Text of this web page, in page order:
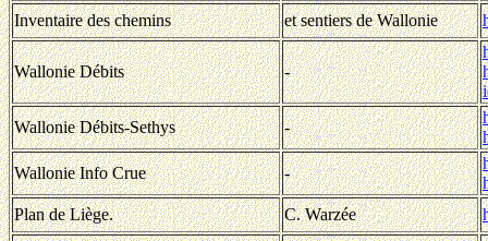
Inventaire des chemins et sentiers de Wallonie
Wallonie Débits -
Wallonie Débits-Sethys
-
Wallonie Info Crue
-
Plan de Liège.
C. Warzée